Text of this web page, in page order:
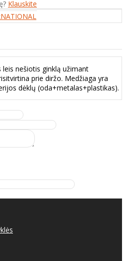
Klauskite
leis nešiotis ginklą užimant
prie diržo. Medžiaga yra
dėklų (oda+metalas+plastikas).